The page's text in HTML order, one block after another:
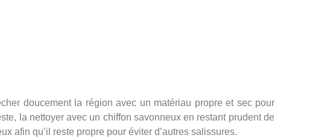
doucement la région avec un matériau propre et sec pour
la nettoyer avec un chiffon savonneux en restant prudent de
afin qu’il reste propre pour éviter d’autres salissures.